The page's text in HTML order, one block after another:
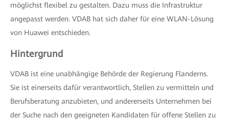
möglichst flexibel zu gestalten. Dazu muss die Infrastruktur
angepasst werden. VDAB hat sich daher für eine WLAN-Lösung
von Huawei entschieden.
Hintergrund
VDAB ist eine unabhängige Behörde der Regierung Flanderns.
Sie ist einerseits dafür verantwortlich, Stellen zu vermitteln und
Berufsberatung anzubieten, und andererseits Unternehmen bei
der Suche nach den geeigneten Kandidaten für offene Stellen zu